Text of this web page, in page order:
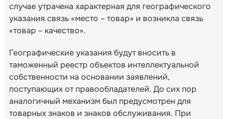
случае утрачена характерная для географического
указания связь «место – товар» и возникла связь
«товар – качество».
Географические указания будут вносить в
таможенный реестр объектов интеллектуальной
собственности на основании заявлений,
поступающих от правообладателей. До сих пор
аналогичный механизм был предусмотрен для
товарных знаков и знаков обслуживания. При